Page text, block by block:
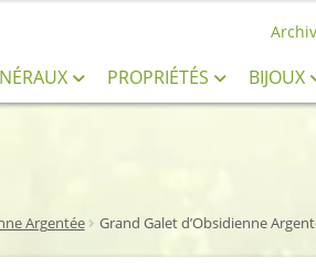
PROPRIÉTÉS BIJOUX
Argentée Grand Galet d’Obsidienne